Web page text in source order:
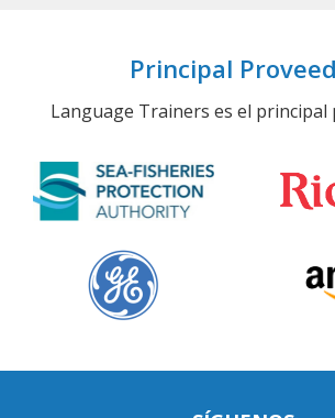
Principal
Language Trainers es el principal